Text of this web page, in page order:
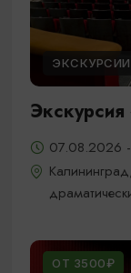
Экскурсия
07.08.2026
ОТ 3500₽